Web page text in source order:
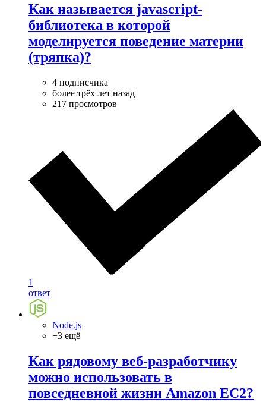
Как называется javascript-
библиотека в которой
моделируется поведение материи
(тряпка)?
4 подписчика
более трёх лет назад
217 просмотров
1
ответ
Node.js
+3 ещё
Как рядовому веб-разработчику
можно использовать в
повседневной жизни Amazon EC2?